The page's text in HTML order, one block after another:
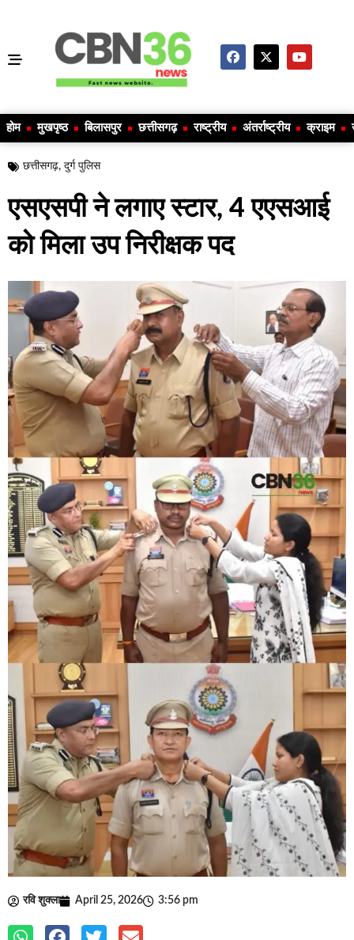
होम मुखपृष्ठ बिलासपुर छत्तीसगढ़ राष्ट्रीय अंतर्राष्ट्रीय क्राइम
छत्तीसगढ़, दुर्ग पुलिस
एसएसपी ने लगाए स्टार, 4 एएसआई
को मिला उप निरीक्षक पद
रवि शुक्ला April 25, 2026 3:56 pm